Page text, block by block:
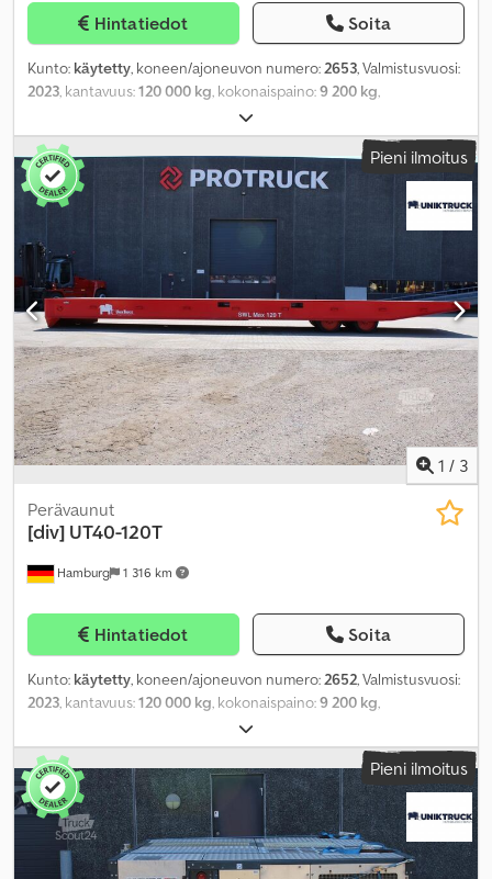
Hintatiedot Soita
Kunto: käytetty, koneen/ajoneuvon numero:2653, Valmistusvuosi:
2023, kantavuus:120 000 kg, kokonaispaino:9 200 kg,
Pieni ilmoitus
1 / 3
Hamburg 1 316 km
Perävaunut
[div] UT40-120T
Hintatiedot Soita
Kunto: käytetty, koneen/ajoneuvon numero:2652, Valmistusvuosi:
2023, kantavuus:120 000 kg, kokonaispaino:9 200 kg,
Pieni ilmoitus